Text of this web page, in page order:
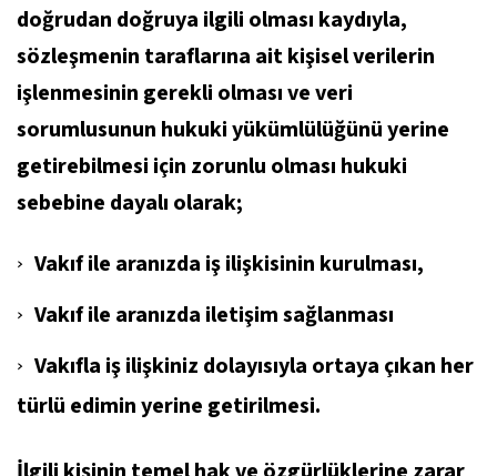
doğrudan doğruya ilgili olması kaydıyla,
sözleşmenin taraflarına ait kişisel verilerin
işlenmesinin gerekli olması ve veri
sorumlusunun hukuki yükümlülüğünü yerine
getirebilmesi için zorunlu olması hukuki
sebebine dayalı olarak;
Vakıf ile aranızda iş ilişkisinin kurulması,
Vakıf ile aranızda iletişim sağlanması
Vakıfla iş ilişkiniz dolayısıyla ortaya çıkan her
türlü edimin yerine getirilmesi.